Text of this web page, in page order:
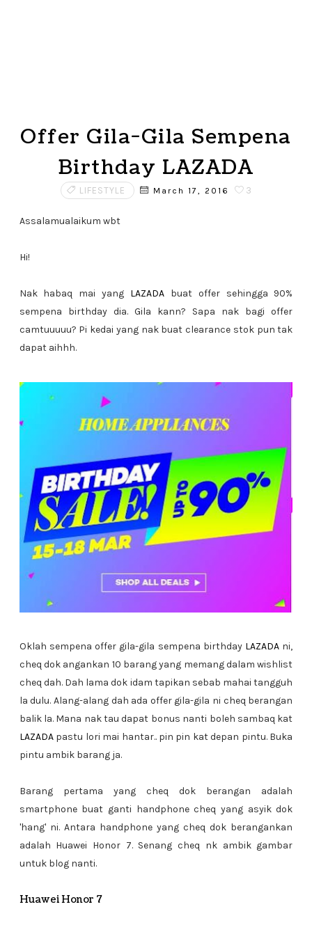
Offer Gila-Gila Sempena
Birthday LAZADA
LIFESTYLE March 17, 2016 3
Assalamualaikum wbt
Hi!
Nak habaq mai yang LAZADA buat offer sehingga 90%
sempena birthday dia. Gila kann? Sapa nak bagi offer
camtuuuuu? Pi kedai yang nak buat clearance stok pun tak
dapat aihhh.
Oklah sempena offer gila-gila sempena birthday LAZADA ni,
cheq dok angankan 10 barang yang memang dalam wishlist
cheq dah. Dah lama dok idam tapikan sebab mahai tangguh
la dulu. Alang-alang dah ada offer gila-gila ni cheq berangan
balik la. Mana nak tau dapat bonus nanti boleh sambaq kat
LAZADApastu lori mai hantar.. pin pin kat depan pintu. Buka
pintu ambik barang ja.
Barang pertama yang cheq dok berangan adalah
smartphone buat ganti handphone cheq yang asyik dok
'hang' ni. Antara handphone yang cheq dok berangankan
adalah Huawei Honor 7. Senang cheq nk ambik gambar
untuk blog nanti.
Huawei Honor 7